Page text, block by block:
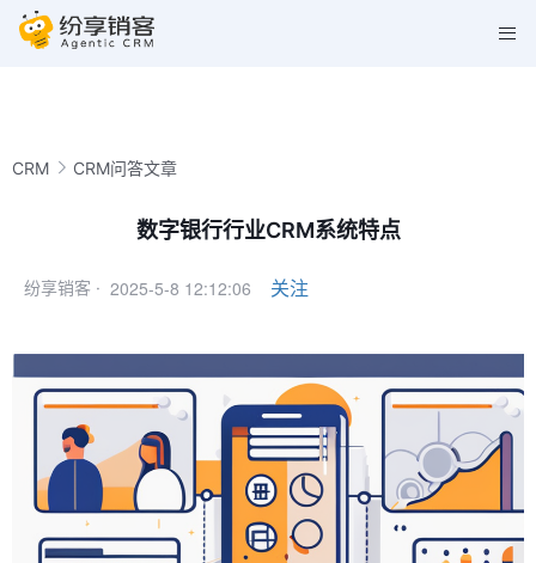
CRM CRM问答文章
数字银行行业CRM系统特点
纷享销客 · 2025-5-8 12:12:06 关注